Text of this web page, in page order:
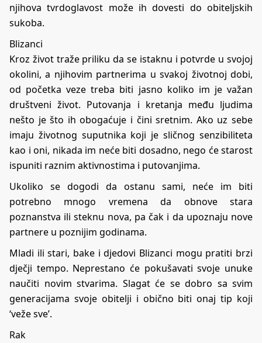
njihova tvrdoglavost može ih dovesti do obiteljskih
sukoba.
Blizanci
Kroz život traže priliku da se istaknu i potvrde u svojoj
okolini, a njihovim partnerima u svakoj životnoj dobi,
od početka veze treba biti jasno koliko im je važan
društveni život. Putovanja i kretanja među ljudima
nešto je što ih obogaćuje i čini sretnim. Ako uz sebe
imaju životnog suputnika koji je sličnog senzibiliteta
kao i oni, nikada im neće biti dosadno, nego će starost
ispuniti raznim aktivnostima i putovanjima.
Ukoliko se dogodi da ostanu sami, neće im biti
potrebno mnogo vremena da obnove stara
poznanstva ili steknu nova, pa čak i da upoznaju nove
partnere u poznijim godinama.
Mladi ili stari, bake i djedovi Blizanci mogu pratiti brzi
dječji tempo. Neprestano će pokušavati svoje unuke
naučiti novim stvarima. Slagat će se dobro sa svim
generacijama svoje obitelji i obično biti onaj tip koji
‘veže sve’.
Rak